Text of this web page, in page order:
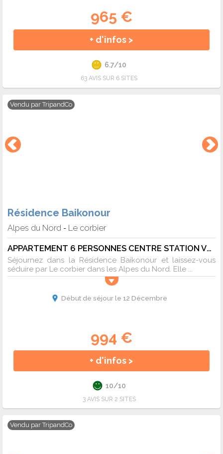
965 €
+ d'infos >
6.7/10
63 AVIS SUR 6 SITES
Vendu parTripandCo
Résidence Baikonour
Alpes du Nord - Le corbier
APPARTEMENT 6 PERSONNES CENTRE STATION VUE PISTES - 6 pers. - 41m2 - TV
Séjournez dans la Résidence Baikonour et laissez-vous
séduire par Le corbier dans les Alpes du Nord. Elle ...
Début de séjour le 12 Décembre
994 €
+ d'infos >
10/10
3 AVIS SUR 2 SITES
Vendu parTripandCo